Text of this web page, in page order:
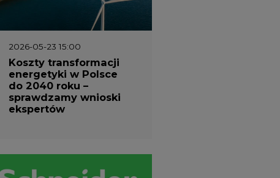
2026-05-23 15:00
Koszty transformacji
energetyki w Polsce
do 2040 roku –
sprawdzamy wnioski
ekspertów